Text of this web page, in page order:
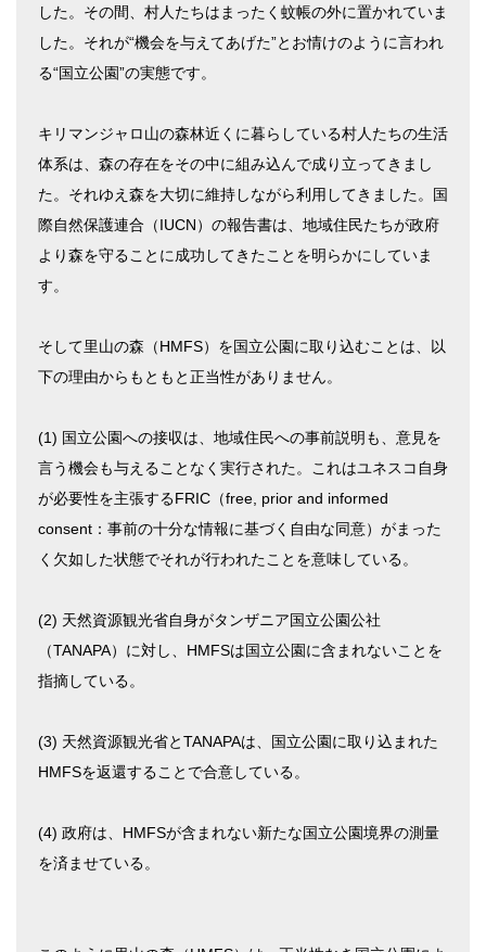
した。その間、村人たちはまったく蚊帳の外に置かれていま
した。それが“機会を与えてあげた”とお情けのように言われ
る“国立公園”の実態です。
キリマンジャロ山の森林近くに暮らしている村人たちの生活
体系は、森の存在をその中に組み込んで成り立ってきまし
た。それゆえ森を大切に維持しながら利用してきました。国
際自然保護連合（IUCN）の報告書は、地域住民たちが政府
より森を守ることに成功してきたことを明らかにしていま
す。
そして里山の森（HMFS）を国立公園に取り込むことは、以
下の理由からもともと正当性がありません。
(1) 国立公園への接収は、地域住民への事前説明も、意見を
言う機会も与えることなく実行された。これはユネスコ自身
が必要性を主張するFRIC（free, prior and informed
consent：事前の十分な情報に基づく自由な同意）がまった
く欠如した状態でそれが行われたことを意味している。
(2) 天然資源観光省自身がタンザニア国立公園公社
（TANAPA）に対し、HMFSは国立公園に含まれないことを
指摘している。
(3) 天然資源観光省とTANAPAは、国立公園に取り込まれた
HMFSを返還することで合意している。
(4) 政府は、HMFSが含まれない新たな国立公園境界の測量
を済ませている。